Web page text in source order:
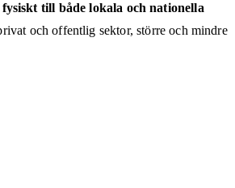
till både lokala och nationella
och offentlig sektor, större och mindre